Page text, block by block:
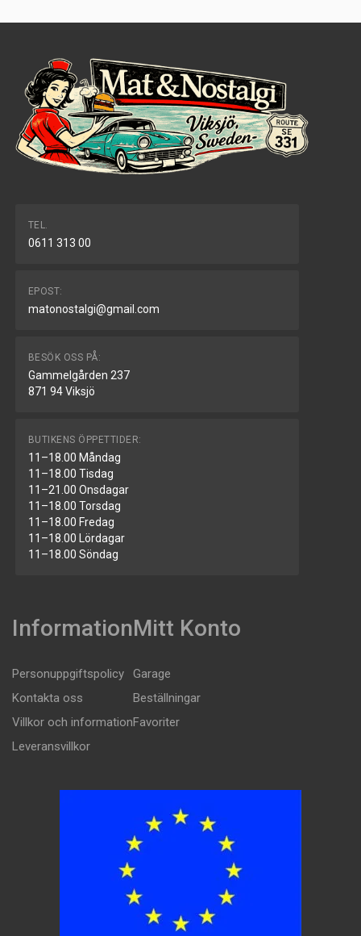
TEL.
0611 313 00
EPOST:
matonostalgi@gmail.com
BESÖK OSS PÅ:
Gammelgården 237
871 94 Viksjö
BUTIKENS ÖPPETTIDER:
11–18.00 Måndag
11–18.00 Tisdag
11–21.00 Onsdagar
11–18.00 Torsdag
11–18.00 Fredag
11–18.00 Lördagar
11–18.00 Söndag
Information
Personuppgiftspolicy
Kontakta oss
Villkor och information
Leveransvillkor
Mitt Konto
Garage
Beställningar
Favoriter